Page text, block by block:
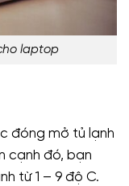
laptop
đóng mở tủ lạnh
cạnh đó, bạn
từ 1 – 9 độ C.